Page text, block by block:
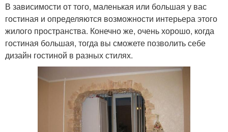
В зависимости от того, маленькая или большая у вас
гостиная и определяются возможности интерьера этого
жилого пространства. Конечно же, очень хорошо, когда
гостиная большая, тогда вы сможете позволить себе
дизайн гостиной в разных стилях.